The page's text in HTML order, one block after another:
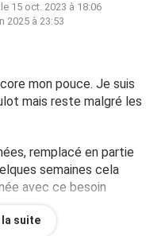
15 oct. 2023 à 18:06
2025 à 23:53
mon pouce. Je suis
mais reste malgré les
remplacé en partie
semaines cela
avec ce besoin
suite